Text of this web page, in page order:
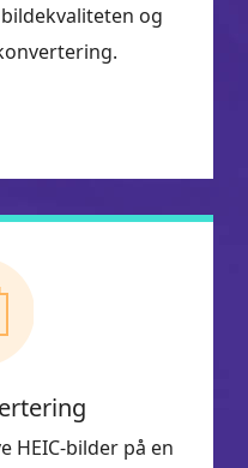
og
HEIC-bilder på en